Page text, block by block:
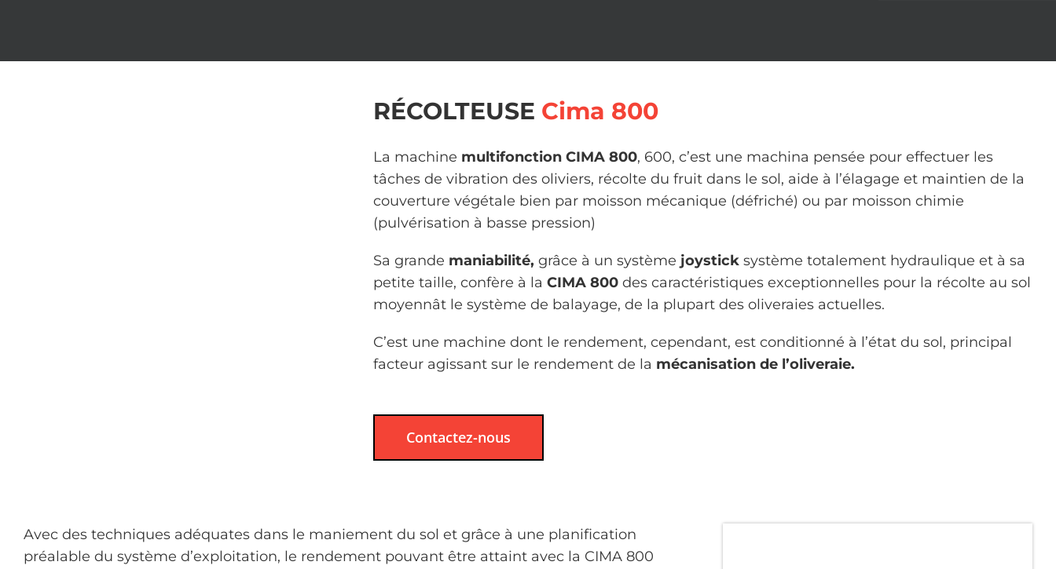
RÉCOLTEUSE Cima 800
La machine multifonction CIMA 800, 600, c’est une machina pensée pour effectuer les
tâches de vibration des oliviers, récolte du fruit dans le sol, aide à l’élagage et maintien de la
couverture végétale bien par moisson mécanique (défriché) ou par moisson chimie
(pulvérisation à basse pression)
Sa grande maniabilité, grâce à un système joysticksystème totalement hydraulique et à sa
petite taille, confère à laCIMA 800des caractéristiques exceptionnelles pour la récolte au sol
moyennât le système de balayage, de la plupart des oliveraies actuelles.
C’est une machine dont le rendement, cependant, est conditionné à l’état du sol, principal
facteur agissant sur le rendement de la mécanisation de l’oliveraie.
Contactez-nous
Avec des techniques adéquates dans le maniement du sol et grâce à une planification
préalable du système d’exploitation, le rendement pouvant être attaint avec la CIMA 800